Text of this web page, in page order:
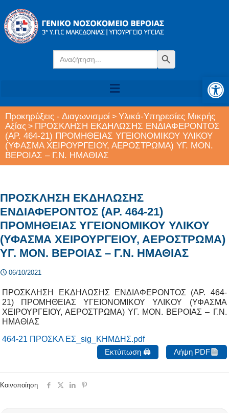
Search
for:
Search Button
Προκηρύξεις - Διαγωνισμοί > Υλικά-Υπηρεσίες Μικρής
Αξίας > ΠΡΟΣΚΛΗΣΗ ΕΚΔΗΛΩΣΗΣ ΕΝΔΙΑΦΕΡΟΝΤΟΣ
(ΑΡ. 464-21) ΠΡΟΜΗΘΕΙΑΣ ΥΓΕΙΟΝΟΜΙΚΟΥ ΥΛΙΚΟΥ
(ΥΦΑΣΜΑ ΧΕΙΡΟΥΡΓΕΙΟΥ, ΑΕΡΟΣΤΡΩΜΑ) ΥΓ. ΜΟΝ.
ΒΕΡΟΙΑΣ – Γ.Ν. ΗΜΑΘΙΑΣ
ΠΡΟΣΚΛΗΣΗ ΕΚΔΗΛΩΣΗΣ
ΕΝΔΙΑΦΕΡΟΝΤΟΣ (ΑΡ. 464-21)
ΠΡΟΜΗΘΕΙΑΣ ΥΓΕΙΟΝΟΜΙΚΟΥ ΥΛΙΚΟΥ
(ΥΦΑΣΜΑ ΧΕΙΡΟΥΡΓΕΙΟΥ, ΑΕΡΟΣΤΡΩΜΑ)
ΥΓ. ΜΟΝ. ΒΕΡΟΙΑΣ – Γ.Ν. ΗΜΑΘΙΑΣ
06/10/2021
ΠΡΟΣΚΛΗΣΗ ΕΚΔΗΛΩΣΗΣ ΕΝΔΙΑΦΕΡΟΝΤΟΣ (ΑΡ. 464-
21) ΠΡΟΜΗΘΕΙΑΣ ΥΓΕΙΟΝΟΜΙΚΟΥ ΥΛΙΚΟΥ (ΥΦΑΣΜΑ
ΧΕΙΡΟΥΡΓΕΙΟΥ, ΑΕΡΟΣΤΡΩΜΑ) ΥΓ. ΜΟΝ. ΒΕΡΟΙΑΣ – Γ.Ν.
ΗΜΑΘΙΑΣ
464-21 ΠΡΟΣΚΛ ΕΣ_sig_ΚΗΜΔΗΣ.pdf
Εκτύπωση 🖨
Λήψη PDF
Κοινοποίηση